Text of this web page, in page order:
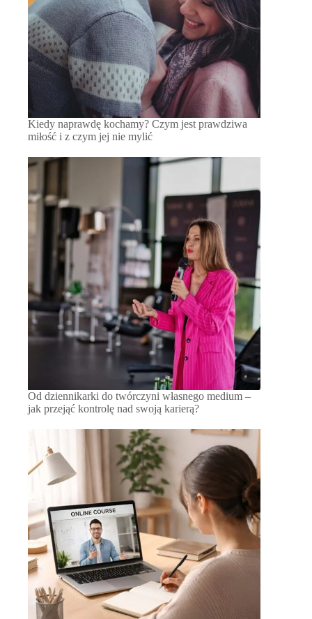
Kiedy naprawdę kochamy? Czym jest prawdziwa
miłość i z czym jej nie mylić
Od dziennikarki do twórczyni własnego medium –
jak przejąć kontrolę nad swoją karierą?